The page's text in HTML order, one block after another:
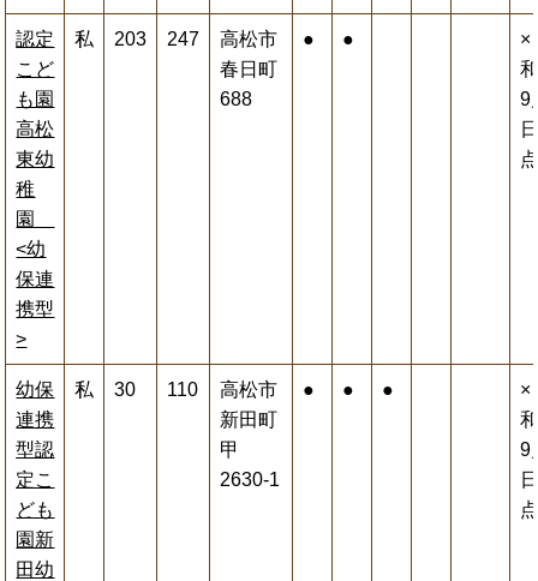
認定
こど
も園
高松
東幼
稚
園
<幼
保連
携型
>
私 203 247
高松市
春日町
688
● ●
×
9
幼保
連携
型認
定こ
ども
園新
田幼
私 30 110
高松市
新田町
甲
2630-1
● ● ●
×
9